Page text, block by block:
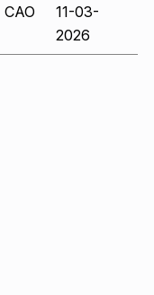
CAO
11-03-
2026